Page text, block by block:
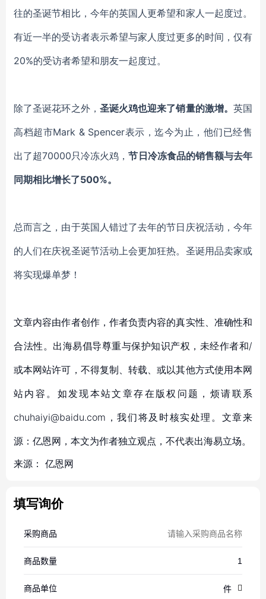
往的圣诞节相比，今年的英国人更希望和家人一起度过。
有近一半的受访者表示希望与家人度过更多的时间，仅有
20%的受访者希望和朋友一起度过。
除了圣诞花环之外， 圣诞火鸡也迎来了销量的激增。 英国
高档超市Mark & Spencer表示，迄今为止，他们已经售
出了超70000只冷冻火鸡，节日冷冻食品的销售额与去年
同期相比增长了500%。
总而言之，由于英国人错过了去年的节日庆祝活动，今年
的人们在庆祝圣诞节活动上会更加狂热。圣诞用品卖家或
将实现爆单梦！
文章内容由作者创作，作者负责内容的真实性、准确性和
合法性。出海易倡导尊重与保护知识产权，未经作者和/
或本网站许可，不得复制、转载、或以其他方式使用本网
站内容。如发现本站文章存在版权问题，烦请联系
chuhaiyi@baidu.com，我们将及时核实处理。文章来
源：亿恩网，本文为作者独立观点，不代表出海易立场。
来源： 亿恩网
填写询价